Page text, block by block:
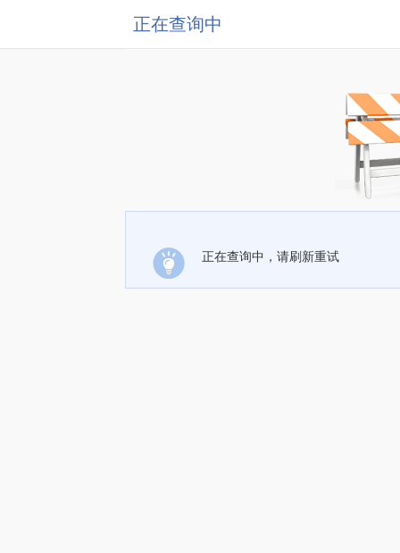
正在查询中
正在查询中，请刷新重试